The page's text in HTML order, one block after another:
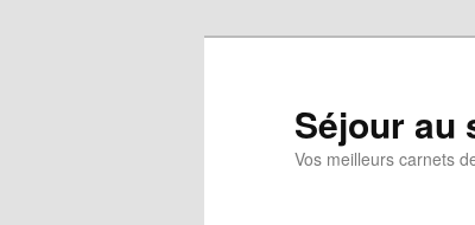
Séjour au
Vos meilleurs carnets